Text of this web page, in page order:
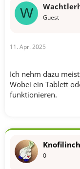
o
:
W Guest
11. Apr. 2025
Ich nehm dazu
Wobei ein Tablett
funktionieren.
0